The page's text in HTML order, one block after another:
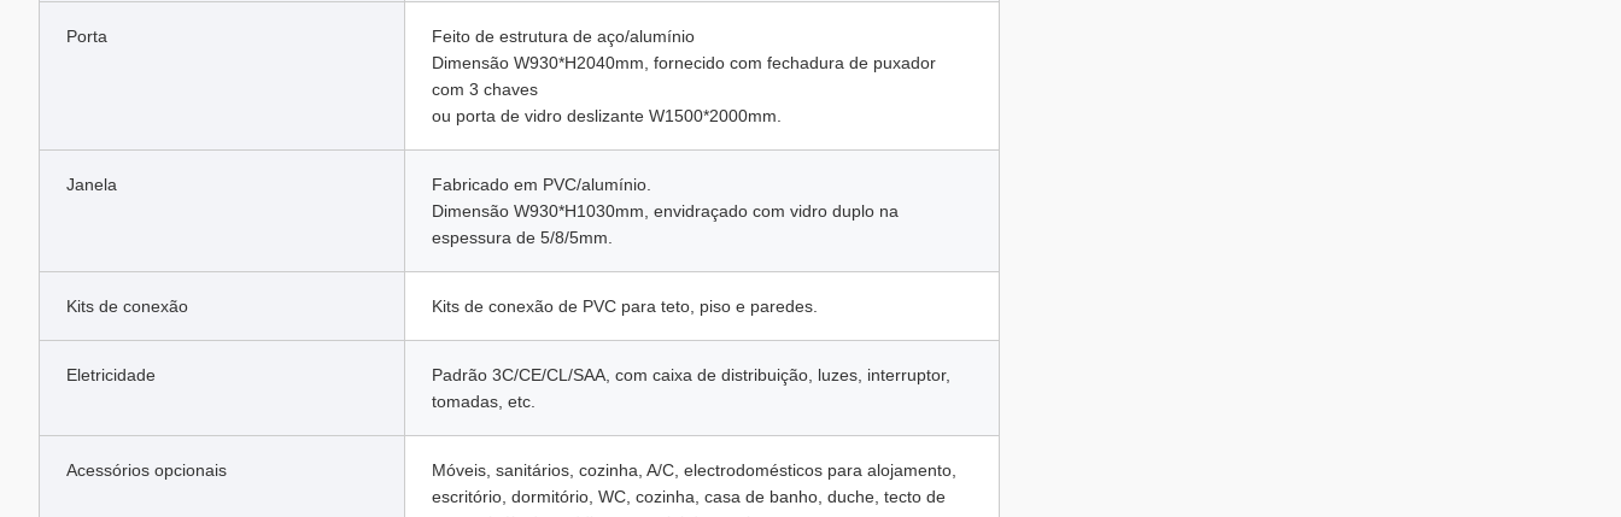
Porta
Feito de estrutura de aço/alumínio
Dimensão W930*H2040mm, fornecido com fechadura de puxador
com 3 chaves
ou porta de vidro deslizante W1500*2000mm.
Janela
Fabricado em PVC/alumínio.
Dimensão W930*H1030mm, envidraçado com vidro duplo na
espessura de 5/8/5mm.
Kits de conexão Kits de conexão de PVC para teto, piso e paredes.
Eletricidade
Padrão 3C/CE/CL/SAA, com caixa de distribuição, luzes, interruptor,
tomadas, etc.
Acessórios opcionais
Móveis, sanitários, cozinha, A/C, electrodomésticos para alojamento,
escritório, dormitório, WC, cozinha, casa de banho, duche, tecto de